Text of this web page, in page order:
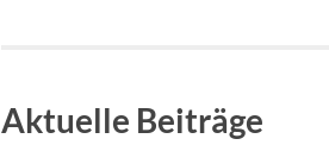
Aktuelle Beiträge